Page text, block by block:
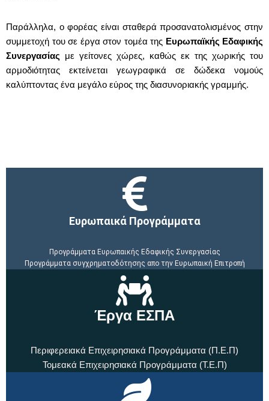
Παράλληλα, ο φορέας είναι σταθερά προσανατολισμένος στην
συμμετοχή του σε έργα στον τομέα της Ευρωπαϊκής Εδαφικής
Συνεργασίας με γείτονες χώρες, καθώς εκ της χωρικής του
αρμοδιότητας εκτείνεται γεωγραφικά σε δώδεκα νομούς
καλύπτοντας ένα μεγάλο εύρος της διασυνοριακής γραμμής.
Ευρωπαικά Προγράμματα
Προγράμματα Ευρωπαικής Εδαφικής Συνεργασίας
Προγράμματα συγχρηματοδότησης απο την Ευρωπαική Επιτροπή
Έργα ΕΣΠΑ
Περιφερειακά Επιχειρησιακά Προγράμματα (Π.Ε.Π)
Τομεακά Επιχειρησιακά Προγράμματα (Τ.Ε.Π)